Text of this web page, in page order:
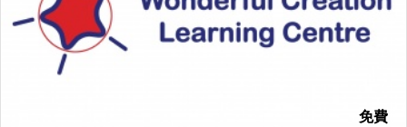
免費